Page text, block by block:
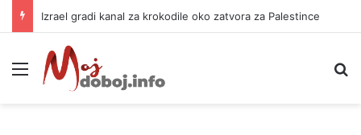
Izrael gradi kanal za krokodile oko zatvora za Palestince
Meni